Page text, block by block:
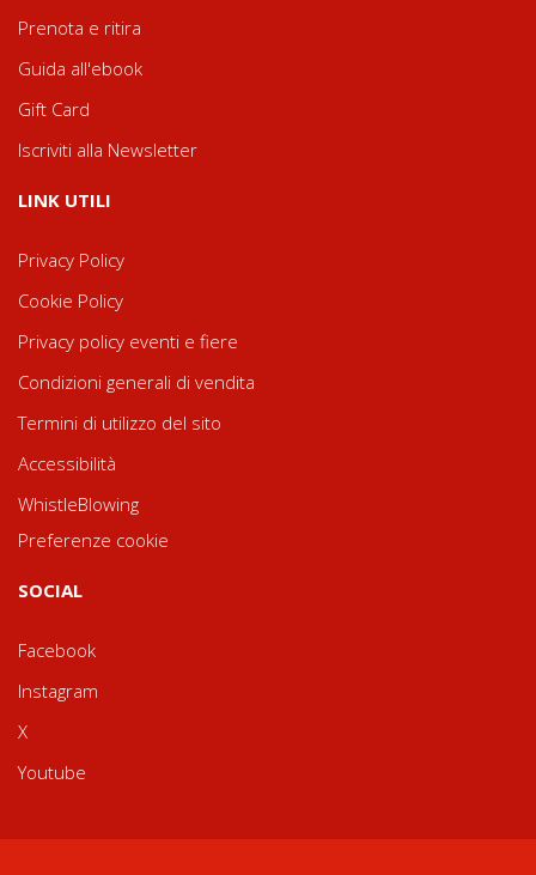
Prenota e ritira
Guida all'ebook
Gift Card
Iscriviti alla Newsletter
LINK UTILI
Privacy Policy
Cookie Policy
Privacy policy eventi e fiere
Condizioni generali di vendita
Termini di utilizzo del sito
Accessibilità
WhistleBlowing
Preferenze cookie
SOCIAL
Facebook
Instagram
X
Youtube